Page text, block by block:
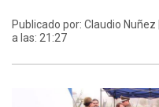
Publicado por: Claudio Nuñez |
a las: 21:27